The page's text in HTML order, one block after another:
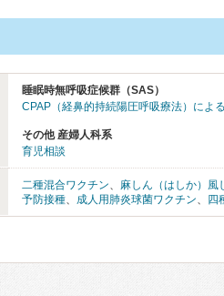
睡眠時無呼吸症候群（SAS）
CPAP（経鼻的持続陽圧呼吸療法）によ
その他 産婦人科系
育児相談
二種混合ワクチン、 麻しん（はしか）風
予防接種、 成人用肺炎球菌ワクチン、 四